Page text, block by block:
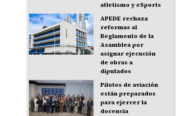
atletismo y eSports
APEDE rechaza
reformas al
Reglamento de la
Asamblea por
asignar ejecución
de obras a
diputados
Pilotos de aviación
están preparados
para ejercer la
docencia